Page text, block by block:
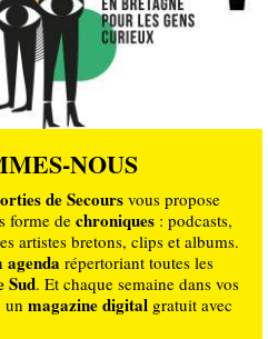
NOUS
de Secours vous propose
forme de chroniques : podcasts,
artistes bretons, clips et albums.
agenda répertoriant toutes les
Sud. Et chaque semaine dans vos
un magazine digital gratuit avec